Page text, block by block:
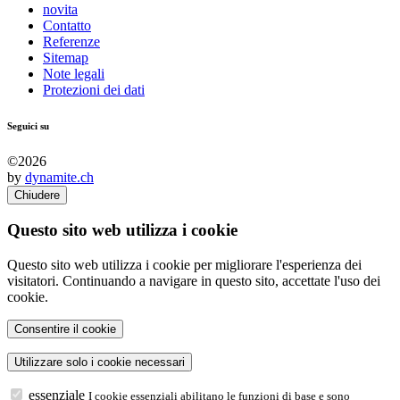
novita
Contatto
Referenze
Sitemap
Note legali
Protezioni dei dati
Seguici su
©2026
by dynamite.ch
Chiudere
Questo sito web utilizza i cookie
Questo sito web utilizza i cookie per migliorare l'esperienza dei
visitatori. Continuando a navigare in questo sito, accettate l'uso dei
cookie.
essenziale I cookie essenziali abilitano le funzioni di base e sono